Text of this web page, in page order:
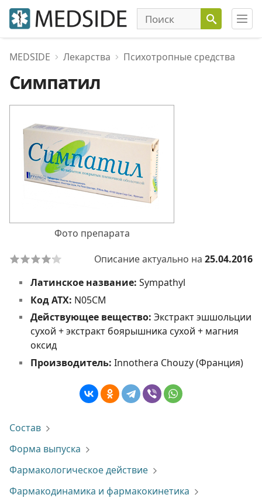
MEDSIDE Лекарства Психотропные средства
Симпатил
Фото препарата
Описание актуально на 25.04.2016
Латинское название: Sympathyl
Код АТХ: N05CM
Действующее вещество: Экстракт эшшольции
сухой + экстракт боярышника сухой + магния
оксид
Производитель: Innothera Chouzy (Франция)
Состав
Форма выпуска
Фармакологическое действие
Фармакодинамика и фармакокинетика